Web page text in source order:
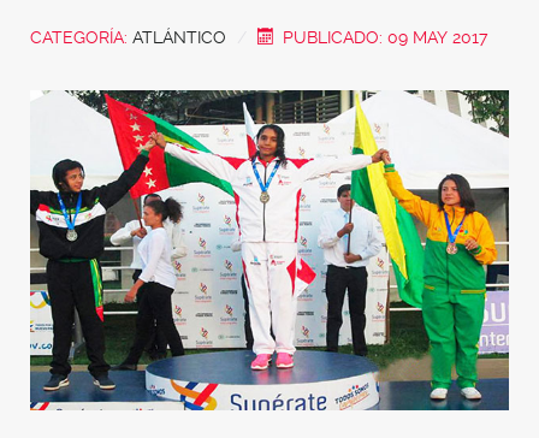
CATEGORÍA: ATLÁNTICO PUBLICADO: 09 MAY 2017